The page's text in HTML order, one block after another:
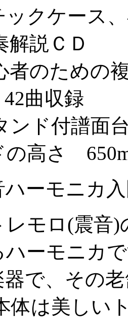
ックケース
説ＣＤ
者のため
曲収録
ド付譜面
の高さ
ハーモニカ
レモロ(震音
ハーモニカ
で、その
体は美しい